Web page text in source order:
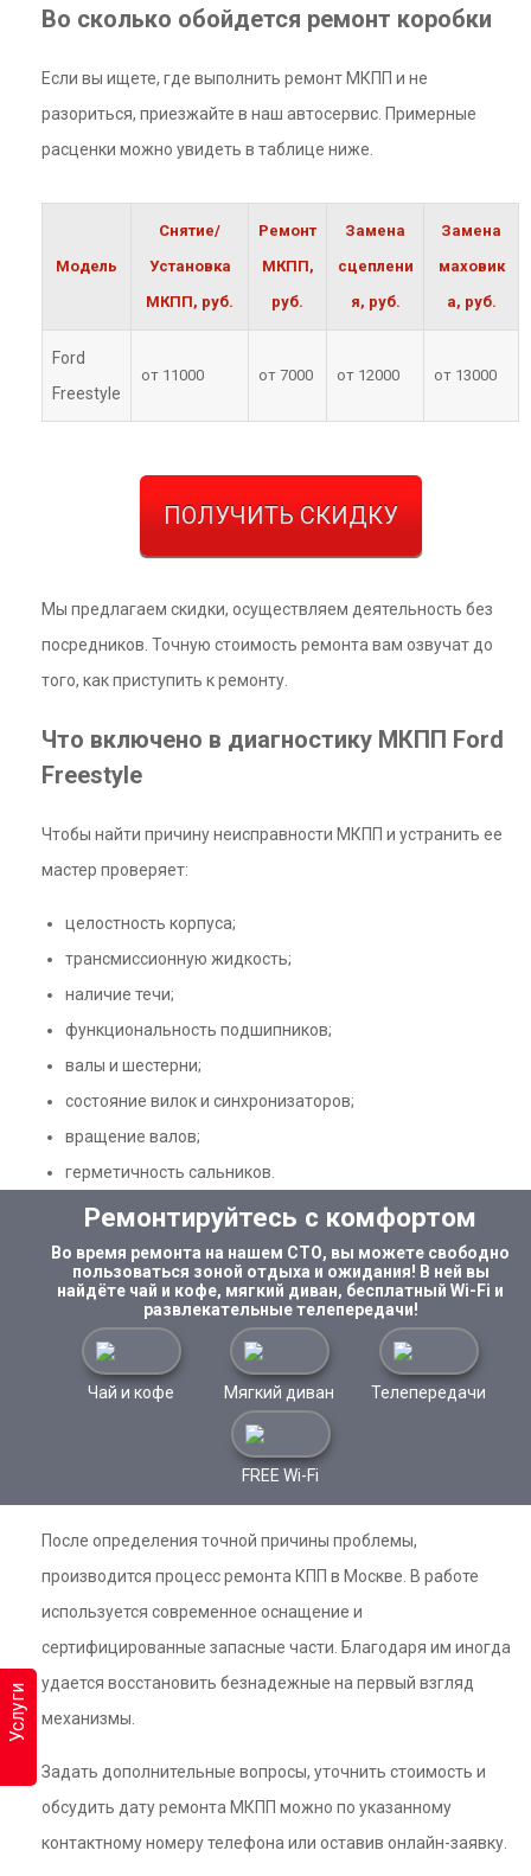
Услуги
Во сколько обойдется ремонт коробки
Если вы ищете, где выполнить ремонт МКПП и не
разориться, приезжайте в наш автосервис. Примерные
расценки можно увидеть в таблице ниже.
Модель
Снятие/
Установка
МКПП, руб.
Ремонт
МКПП,
руб.
Замена
сцеплени
я, руб.
Замена
маховик
а, руб.
Ford
Freestyle
от 11000 от 7000 от 12000 от 13000
ПОЛУЧИТЬ СКИДКУ
Мы предлагаем скидки, осуществляем деятельность без
посредников. Точную стоимость ремонта вам озвучат до
того, как приступить к ремонту.
Что включено в диагностику МКПП Ford
Freestyle
Чтобы найти причину неисправности МКПП и устранить ее
мастер проверяет:
целостность корпуса;
трансмиссионную жидкость;
наличие течи;
функциональность подшипников;
валы и шестерни;
состояние вилок и синхронизаторов;
вращение валов;
герметичность сальников.
Ремонтируйтесь с комфортом
Во время ремонта на нашем СТО, вы можете свободно
пользоваться зоной отдыха и ожидания! В ней вы
найдёте чай и кофе, мягкий диван, бесплатный Wi-Fi и
развлекательные телепередачи!
Чай и кофе Мягкий диван Телепередачи
FREE Wi-Fi
После определения точной причины проблемы,
производится процесс ремонта КПП в Москве. В работе
используется современное оснащение и
сертифицированные запасные части. Благодаря им иногда
удается восстановить безнадежные на первый взгляд
механизмы.
Задать дополнительные вопросы, уточнить стоимость и
обсудить дату ремонта МКПП можно по указанному
контактному номеру телефона или оставив онлайн-заявку.